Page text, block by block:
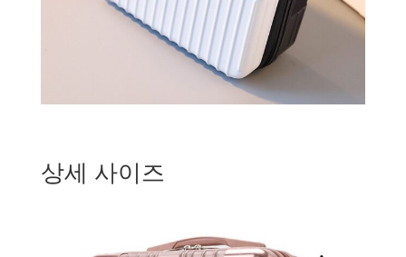
상세 사이즈